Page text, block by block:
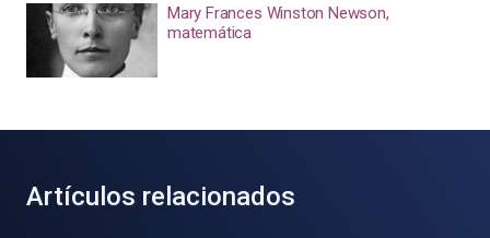
Mary Frances Winston Newson,
matemática
Artículos relacionados